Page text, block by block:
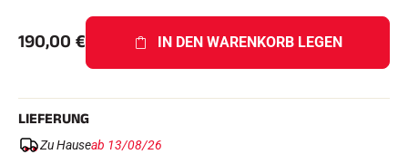
SKIRENNEN
190,00 € IN DEN WARENKORB LEGEN
LIEFERUNG
Zu Hauseab 13/08/26